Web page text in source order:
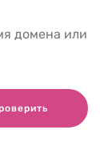
домена или